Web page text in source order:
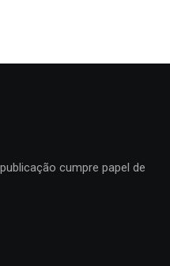
cumpre papel de